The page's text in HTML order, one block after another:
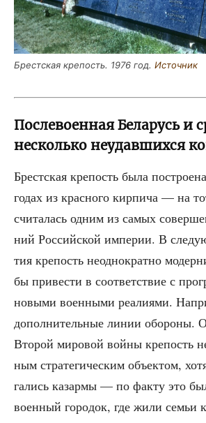
Брест­ская кре­пость. 1976 год. Источ­ник
Послевоенная Беларусь и
несколько неудавшихся
Брест­ская кре­пость была
годах из крас­но­го кир­пи­ча — на
счи­та­лась одним из самых
ний Рос­сий­ской импе­рии. В
тия кре­пость неод­но­крат­но
бы при­ве­сти в соот­вет­ствие с
новы­ми воен­ны­ми реа­ли­я­ми.
допол­ни­тель­ные линии обо­ро­ны.
Вто­рой миро­вой вой­ны кре­пость
ным стра­те­ги­че­ским объ­ек­том,
га­лись казар­мы — по фак­ту это
воен­ный горо­док, где жили семьи